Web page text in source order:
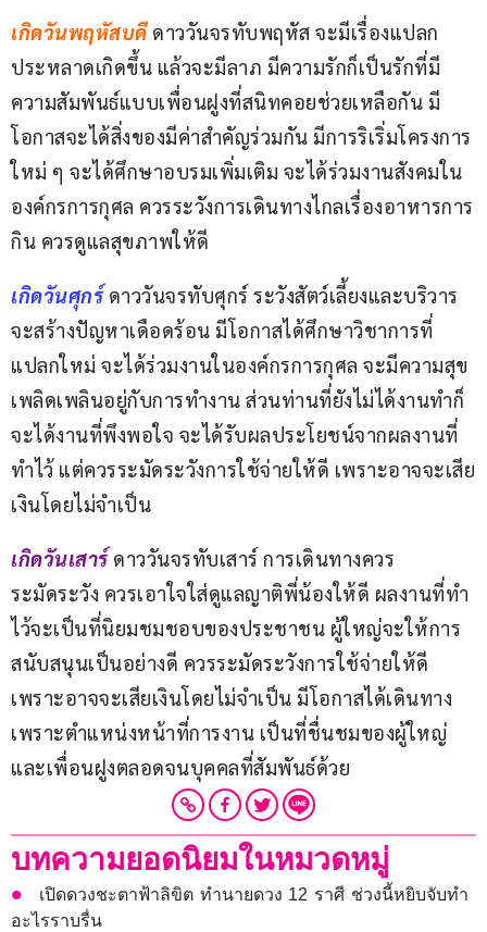
เกิดวันพฤหัสบดี ดาววันจรทับพฤหัส จะมีเรื่องแปลก
ประหลาดเกิดขึ้น แล้วจะมีลาภ มีความรักก็เป็นรักที่มี
ความสัมพันธ์แบบเพื่อนฝูงที่สนิทคอยช่วยเหลือกัน มี
โอกาสจะได้สิ่งของมีค่าสำคัญร่วมกัน มีการริเริ่มโครงการ
ใหม่ ๆ จะได้ศึกษาอบรมเพิ่มเติม จะได้ร่วมงานสังคมใน
องค์กรการกุศล ควรระวังการเดินทางไกลเรื่องอาหารการ
กิน ควรดูแลสุขภาพให้ดี
เกิดวันศุกร์ ดาววันจรทับศุกร์ ระวังสัตว์เลี้ยงและบริวาร
จะสร้างปัญหาเดือดร้อน มีโอกาสได้ศึกษาวิชาการที่
แปลกใหม่ จะได้ร่วมงานในองค์กรการกุศล จะมีความสุข
เพลิดเพลินอยู่กับการทำงาน ส่วนท่านที่ยังไม่ได้งานทำก็
จะได้งานที่พึงพอใจ จะได้รับผลประโยชน์จากผลงานที่
ทำไว้ แต่ควรระมัดระวังการใช้จ่ายให้ดี เพราะอาจจะเสีย
เงินโดยไม่จำเป็น
เกิดวันเสาร์ ดาววันจรทับเสาร์ การเดินทางควร
ระมัดระวัง ควรเอาใจใส่ดูแลญาติพี่น้องให้ดี ผลงานที่ทำ
ไว้จะเป็นที่นิยมชมชอบของประชาชน ผู้ใหญ่จะให้การ
สนับสนุนเป็นอย่างดี ควรระมัดระวังการใช้จ่ายให้ดี
เพราะอาจจะเสียเงินโดยไม่จำเป็น มีโอกาสได้เดินทาง
เพราะตำแหน่งหน้าที่การงาน เป็นที่ชื่นชมของผู้ใหญ่
และเพื่อนฝูงตลอดจนบุคคลที่สัมพันธ์ด้วย
บทความยอดนิยมในหมวดหมู่
เปิดดวงชะตาฟ้าลิขิต ทำนายดวง 12 ราศี ช่วงนี้หยิบจับทำ
อะไรราบรื่น